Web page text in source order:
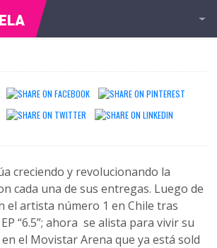
su disco “Ares Klein” de gira
creciendo y revolucionando la
cada una de sus entregas. Luego de
el artista número 1 en Chile tras
“6.5”; ahora se alista para vivir su
el Movistar Arena que ya está sold